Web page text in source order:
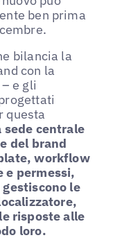
ben prima
bilancia la
con la
e gli
questa
sede centrale
del brand
workflow
e permessi,
le
risposte alle
loro.